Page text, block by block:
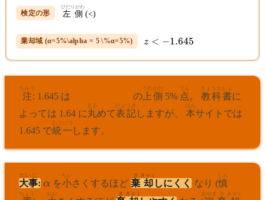
左側
ひだりがわ
(<)
z <
z < −1.645
注
ちゅう
: 1.645 は の 上側
うわがわ
5% 点
てん
。 教科書
きょうかしょ
に
よっては 1.64 に丸
まる
めて表記
ひょうき
しますが、 本
ほん
サイトでは
1.645 で統一
とういつ
します。
大事
だいじ
: \alpha
α を小
ちい
さくするほど棄
き
却
きゃく
しにくく なり (慎
しん
ちょう おお き きゃく あやま き きゃく